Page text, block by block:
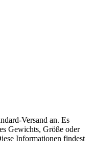
Versand an. Es
Gewichts, Größe oder
Informationen findest